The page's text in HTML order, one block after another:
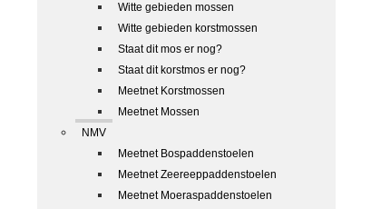
Witte gebieden mossen
Witte gebieden korstmossen
Staat dit mos er nog?
Staat dit korstmos er nog?
Meetnet Korstmossen
Meetnet Mossen
NMV
Meetnet Bospaddenstoelen
Meetnet Zeereeppaddenstoelen
Meetnet Moeraspaddenstoelen